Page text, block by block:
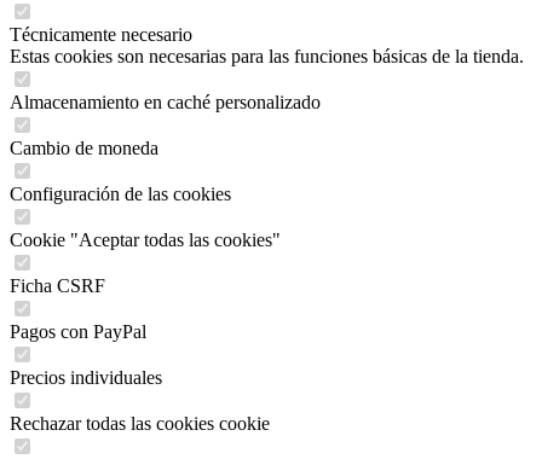
Técnicamente necesario
Estas cookies son necesarias para las funciones básicas de la tienda.
Almacenamiento en caché personalizado
Cambio de moneda
Configuración de las cookies
Cookie "Aceptar todas las cookies"
Ficha CSRF
Pagos con PayPal
Precios individuales
Rechazar todas las cookies cookie